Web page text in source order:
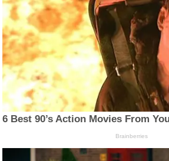
6 Best 90’s Action Movies From
Brainberries